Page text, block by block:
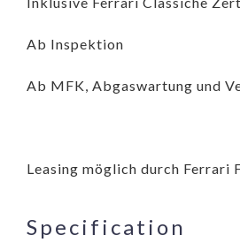
Ab Inspektion
Ab MFK, Abgaswartung und
Leasing möglich durch Ferrari
Specification